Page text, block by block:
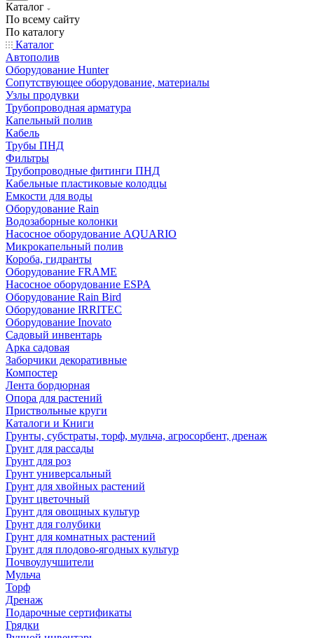
Каталог
По всему сайту
По каталогу
Каталог
Автополив
Оборудование Hunter
Сопутствующее оборудование, материалы
Узлы продувки
Трубопроводная арматура
Капельный полив
Кабель
Трубы ПНД
Фильтры
Трубопроводные фитинги ПНД
Кабельные пластиковые колодцы
Емкости для воды
Оборудование Rain
Водозаборные колонки
Насосное оборудование AQUARIO
Микрокапельный полив
Короба, гидранты
Оборудование FRAME
Насосное оборудование ESPA
Оборудование Rain Bird
Оборудование IRRITEC
Оборудование Inovato
Садовый инвентарь
Арка садовая
Заборчики декоративные
Компостер
Лента бордюрная
Опора для растений
Приствольные круги
Каталоги и Книги
Грунты, субстраты, торф, мульча, агросорбент, дренаж
Грунт для рассады
Грунт для роз
Грунт универсальный
Грунт для хвойных растений
Грунт цветочный
Грунт для овощных культур
Грунт для голубики
Грунт для комнатных растений
Грунт для плодово-ягодных культур
Почвоулучшители
Мульча
Торф
Дренаж
Подарочные сертификаты
Грядки